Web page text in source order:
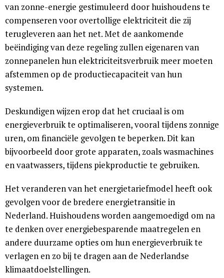
van zonne-energie gestimuleerd door huishoudens te
compenseren voor overtollige elektriciteit die zij
terugleveren aan het net. Met de aankomende
beëindiging van deze regeling zullen eigenaren van
zonnepanelen hun elektriciteitsverbruik meer moeten
afstemmen op de productiecapaciteit van hun
systemen.
Deskundigen wijzen erop dat het cruciaal is om
energieverbruik te optimaliseren, vooral tijdens zonnige
uren, om financiële gevolgen te beperken. Dit kan
bijvoorbeeld door grote apparaten, zoals wasmachines
en vaatwassers, tijdens piekproductie te gebruiken.
Het veranderen van het energietariefmodel heeft ook
gevolgen voor de bredere energietransitie in
Nederland. Huishoudens worden aangemoedigd om na
te denken over energiebesparende maatregelen en
andere duurzame opties om hun energieverbruik te
verlagen en zo bij te dragen aan de Nederlandse
klimaatdoelstellingen.